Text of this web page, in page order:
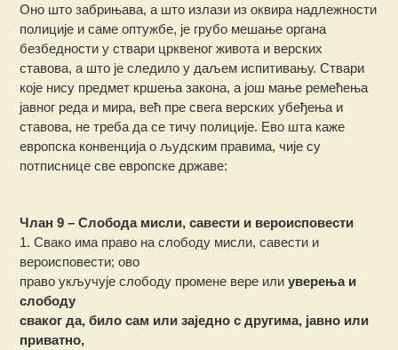
Оно што забрињава, а што излази из оквира надлежности
полиције и саме оптужбе, је грубо мешање органа
безбедности у ствари црквеног живота и верских
ставова, а што је следило у даљем испитивању. Ствари
које нису предмет кршења закона, а још мање ремећења
јавног реда и мира, већ пре свега верских убеђења и
ставова, не треба да се тичу полиције. Ево шта каже
европска конвенција о људским правима, чије су
потписнице све европске државе:
Члан 9 – Слобода мисли, савести и вероисповести
1. Свако има право на слободу мисли, савести и
вероисповести; ово
право укључује слободу промене вере илиуверења и
слободу
сваког да, било сам или заједно с другима, јавно или
приватно,